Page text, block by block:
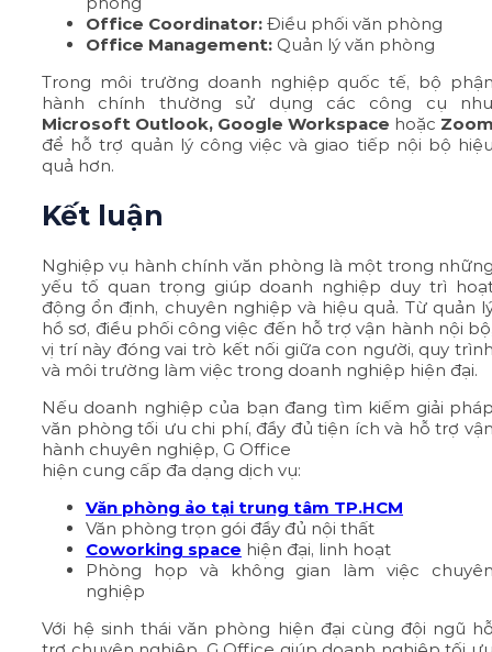
Office Coordinator: Điều phối văn phòng
Office Management: Quản lý văn phòng
Trong môi trường doanh nghiệp quốc tế, bộ
hành chính thường sử dụng các công cụ
Microsoft Outlook, Google Workspace hoặc
để hỗ trợ quản lý công việc và giao tiếp nội bộ
quả hơn.
Kết luận
Nghiệp vụ hành chính văn phòng là một trong
yếu tố quan trọng giúp doanh nghiệp duy trì
động ổn định, chuyên nghiệp và hiệu quả. Từ quản
hồ sơ, điều phối công việc đến hỗ trợ vận hành nội
vị trí này đóng vai trò kết nối giữa con người, quy
và môi trường làm việc trong doanh nghiệp hiện đại.
Nếu doanh nghiệp của bạn đang tìm kiếm giải
văn phòng tối ưu chi phí, đầy đủ tiện ích và hỗ trợ
hành chuyên nghiệp, G Office
hiện cung cấp đa dạng dịch vụ:
Văn phòng ảo tại trung tâm TP.HCM
Văn phòng trọn gói đầy đủ nội thất
Coworking space hiện đại, linh hoạt
Phòng họp và không gian làm việc
nghiệp
Với hệ sinh thái văn phòng hiện đại cùng đội ngũ